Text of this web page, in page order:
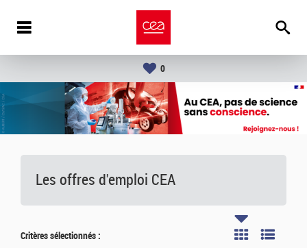
0
Les offres d'emploi CEA
Critères sélectionnés :